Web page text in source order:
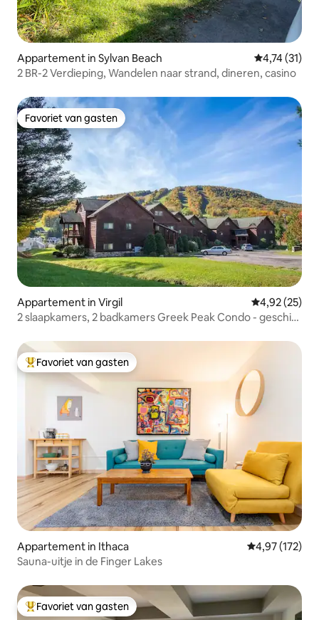
Appartement in Sylvan Beach Gemiddelde
4,74 (31)
2 BR-2 Verdieping, Wandelen naar strand, dineren, casino
Favoriet van gasten
Favoriet van gasten
Appartement in Virgil Gemiddelde
4,92 (25)
2 slaapkamers, 2 badkamers Greek Peak Condo - geschikt
Topfavoriet van gasten
Favoriet van gasten
Appartement in Ithaca Gemiddelde
4,97 (172)
Sauna-uitje in de Finger Lakes
Topfavoriet van gasten
Favoriet van gasten